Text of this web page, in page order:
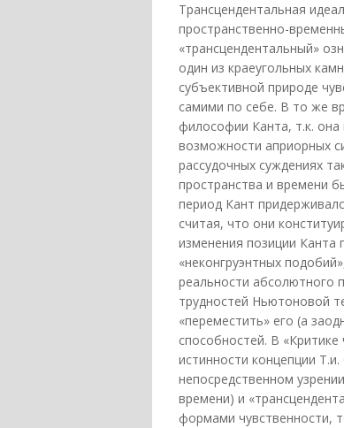
Трансцендентальная
пространственно-
«трансцендентальный»
один из краеугольных
субъективной природе
самими по себе. В то же
философии Канта, т.к.
возможности априорных
рассудочных суждениях
пространства и времени
период Кант
считая, что они
изменения позиции
«неконгруэнтных
реальности абсолютного
трудностей Ньютоновой
«переместить» его (а
способностей. В «Критике
истинности концепции
непосредственном
времени) и
формами чувственности,